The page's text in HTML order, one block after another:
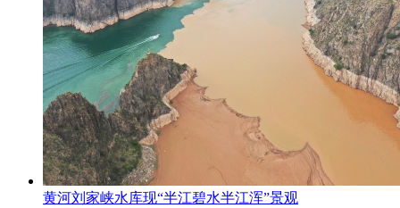
黄河刘家峡水库现“半江碧水半江浑”景观